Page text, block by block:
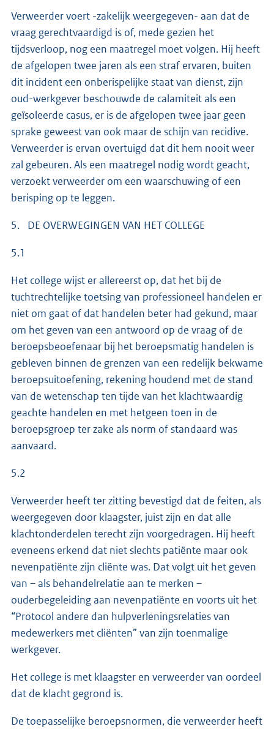
Verweerder voert -zakelijk weergegeven- aan dat de
vraag gerechtvaardigd is of, mede gezien het
tijdsverloop, nog een maatregel moet volgen. Hij heeft
de afgelopen twee jaren als een straf ervaren, buiten
dit incident een onberispelijke staat van dienst, zijn
oud-werkgever beschouwde de calamiteit als een
geïsoleerde casus, er is de afgelopen twee jaar geen
sprake geweest van ook maar de schijn van recidive.
Verweerder is ervan overtuigd dat dit hem nooit weer
zal gebeuren. Als een maatregel nodig wordt geacht,
verzoekt verweerder om een waarschuwing of een
berisping op te leggen.
5. DE OVERWEGINGEN VAN HET COLLEGE
5.1
Het college wijst er allereerst op, dat het bij de
tuchtrechtelijke toetsing van professioneel handelen er
niet om gaat of dat handelen beter had gekund, maar
om het geven van een antwoord op de vraag of de
beroepsbeoefenaar bij het beroepsmatig handelen is
gebleven binnen de grenzen van een redelijk bekwame
beroepsuitoefening, rekening houdend met de stand
van de wetenschap ten tijde van het klachtwaardig
geachte handelen en met hetgeen toen in de
beroepsgroep ter zake als norm of standaard was
aanvaard.
5.2
Verweerder heeft ter zitting bevestigd dat de feiten, als
weergegeven door klaagster, juist zijn en dat alle
klachtonderdelen terecht zijn voorgedragen. Hij heeft
eveneens erkend dat niet slechts patiënte maar ook
nevenpatiënte zijn cliënte was. Dat volgt uit het geven
van – als behandelrelatie aan te merken –
ouderbegeleiding aan nevenpatiënte en voorts uit het
“Protocol andere dan hulpverleningsrelaties van
medewerkers met cliënten” van zijn toenmalige
werkgever.
Het college is met klaagster en verweerder van oordeel
dat de klacht gegrond is.
De toepasselijke beroepsnormen, die verweerder heeft